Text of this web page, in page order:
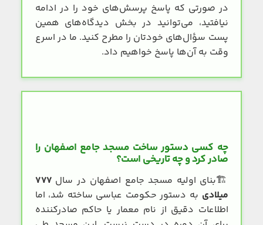
در صورتی که پاسخ پرسش‌های خود را در ادامه
نیافتید، می‌توانید در بخش دیدگاه‌های همین
پست سؤال‌های خودتان را مطرح کنید. ما در اسرع
وقت به آن‌ها پاسخ خواهیم داد.
چه کسی دستور ساخت مسجد جامع اصفهان را
صادر کرد و چه تاریخی است؟
🏗️بنای اولیه مسجد جامع اصفهان در سال۷۷۷
میلادی به دستور حکومت عباسی ساخته شد، اما
اطلاعات دقیق از نام معمار یا حاکم صادرکننده